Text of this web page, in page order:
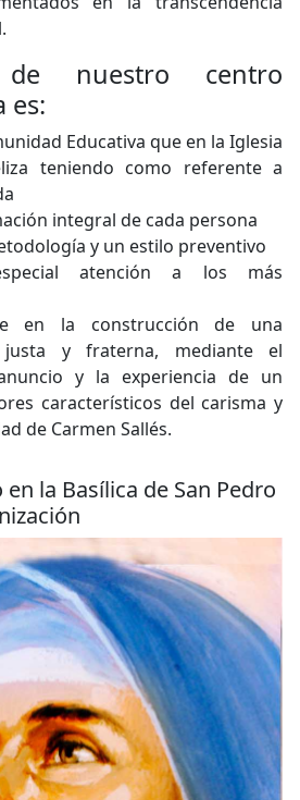
nuestro centro
es:
Educativa que en la Iglesia
teniendo como referente a
integral de cada persona
y un estilo preventivo
atención a los más
en la construcción de una
justa y fraterna, mediante el
y la experiencia de un
característicos del carisma y
de Carmen Sallés.
la Basílica de San Pedro